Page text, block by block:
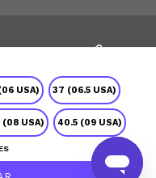
USA) 37 (06.5 USA)
(08 USA) 40.5 (09 USA)
Fenicio